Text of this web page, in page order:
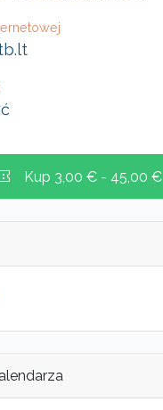
Kup 3,00 € - 45,00 €